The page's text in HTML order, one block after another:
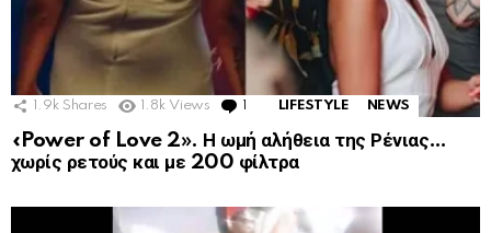
1.9k Shares 1.8k Views 1 Comment
LIFESTYLE NEWS
«Power of Love 2». Η ωμή αλήθεια της Ρένιας…
χωρίς ρετούς και με 200 φίλτρα